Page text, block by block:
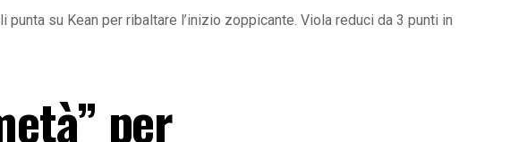
su Kean per ribaltare l’inizio zoppicante. Viola reduci da 3 punti in
per